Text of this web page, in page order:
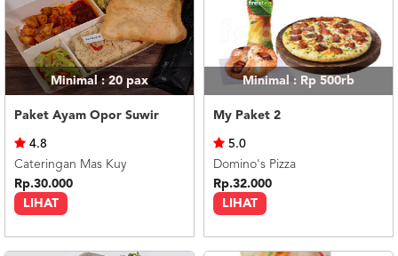
CENTER
021
5091
3494
LOGIN
DAFTARMinimal : 20pax
Paket Ayam Opor Suwir
LIHAT
4.8
Cateringan Mas Kuy
Rp.30.000
Minimal : Rp 500rb
My Paket 2
LIHAT
5.0
Domino's Pizza
Rp.32.000